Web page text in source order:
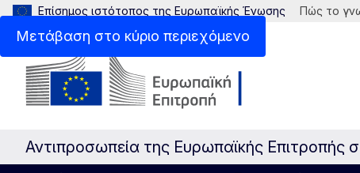
Μετάβαση στο κύριο περιεχόμενο
Επίσημος ιστότοπος της Ευρωπαϊκής Ένωσης Πώς το
Αντιπροσωπεία της Ευρωπαϊκής Επιτροπής